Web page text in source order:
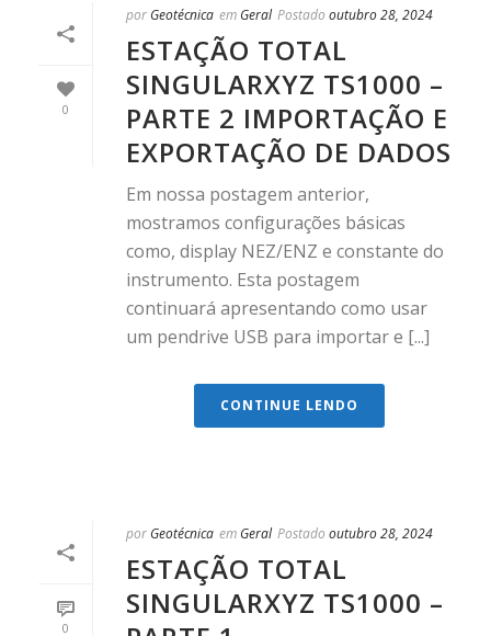
0
por Geotécnica em Geral Postado outubro 28, 2024
ESTAÇÃO TOTAL
SINGULARXYZ TS1000 –
PARTE 2 IMPORTAÇÃO E
EXPORTAÇÃO DE DADOS
Em nossa postagem anterior,
mostramos configurações básicas
como, display NEZ/ENZ e constante do
instrumento. Esta postagem
continuará apresentando como usar
um pendrive USB para importar e [...]
CONTINUE LENDO
0
por Geotécnica em Geral Postado outubro 28, 2024
ESTAÇÃO TOTAL
SINGULARXYZ TS1000 –